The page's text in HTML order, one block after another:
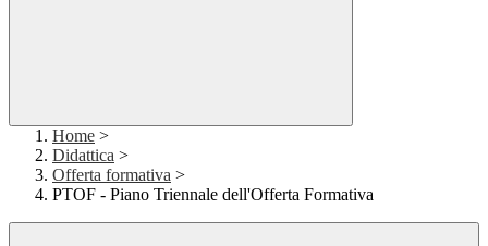
Home >
Didattica >
Offerta formativa >
PTOF - Piano Triennale dell'Offerta Formativa